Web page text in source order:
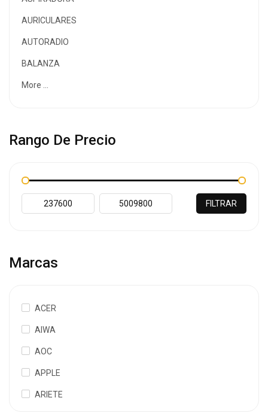
AURICULARES
AUTORADIO
BALANZA
More ...
Rango De Precio
FILTRAR
Marcas
ACER
AIWA
AOC
APPLE
ARIETE